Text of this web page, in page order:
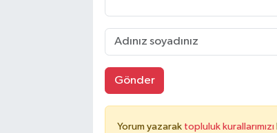
Gönder
Yorum yazarak topluluk kurallarımızı